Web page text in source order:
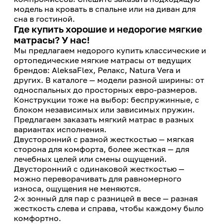
модель на кровать в спальне или на диван для
сна в гостиной.
Где купить хорошие и недорогие мягкие
матрасы? У нас!
Мы предлагаем недорого купить классические и
ортопедические мягкие матрасы от ведущих
брендов: AleksaFlex, Релакс, Natura Vera и
других. В каталоге — модели разной ширины: от
односпальных до просторных евро-размеров.
Конструкции тоже на выбор: беспружинные, с
блоком независимых или зависимых пружин.
Предлагаем заказать мягкий матрас в разных
вариантах исполнения.
Двусторонний с разной жесткостью — мягкая
сторона для комфорта, более жесткая — для
лечебных целей или смены ощущений.
Двусторонний с одинаковой жесткостью —
можно переворачивать для равномерного
износа, ощущения не меняются.
2-х зонный для пар с разницей в весе — разная
жесткость слева и справа, чтобы каждому было
комфортно.